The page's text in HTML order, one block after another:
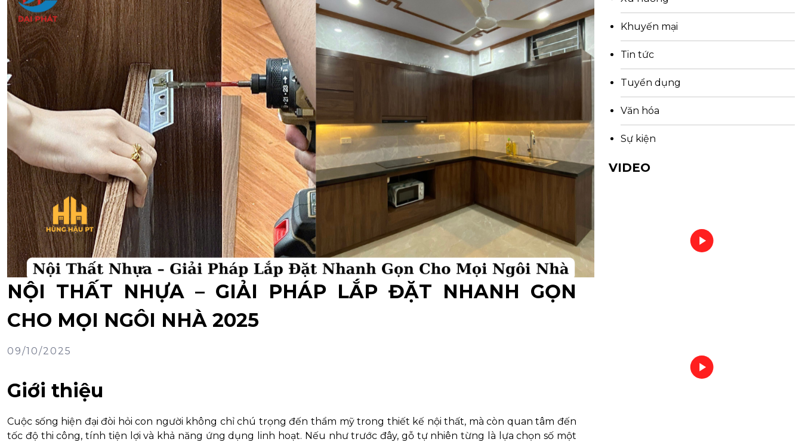
NỘI THẤT NHỰA – GIẢI PHÁP LẮP ĐẶT NHANH GỌN
CHO MỌI NGÔI NHÀ 2025
09/10/2025
Giới thiệu
Cuộc sống hiện đại đòi hỏi con người không chỉ chú trọng đến thẩm mỹ trong thiết kế nội thất, mà còn quan tâm đến
tốc độ thi công, tính tiện lợi và khả năng ứng dụng linh hoạt. Nếu như trước đây, gỗ tự nhiên từng là lựa chọn số một
Khuyến mại
Tin tức
Tuyển dụng
Văn hóa
Sự kiện
VIDEO